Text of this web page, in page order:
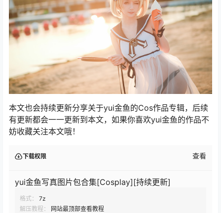
本文也会持续更新分享关于yui金鱼的Cos作品专辑，后续
有更新都会一一更新到本文，如果你喜欢yui金鱼的作品不
妨收藏关注本文哦！
下载权限 查看
yui金鱼写真图片包合集[Cosplay][持续更新]
格式：
7z
解压教程：
网站最顶部查看教程